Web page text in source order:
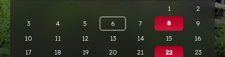
1
2
3
4 5 6 7 8
9
10
11 12 13 14 15
16
17
18 19 20 21 22
23